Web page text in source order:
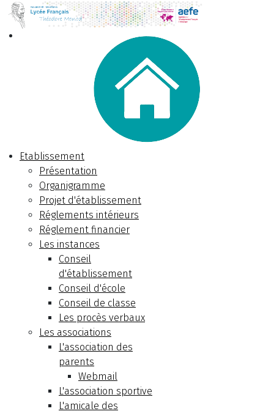
Etablissement
Présentation
Organigramme
Projet d'établissement
Réglements intérieurs
Réglement financier
Les instances
Conseil
d'établissement
Conseil d'école
Conseil de classe
Les procès verbaux
Les associations
L'association des
parents
Webmail
L'association sportive
L'amicale des